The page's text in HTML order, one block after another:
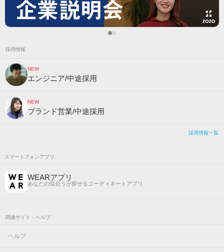
採用情報
NEW
エンジニア/中途採用
NEW
ブランド営業/中途採用
採用情報一覧
スマートフォンアプリ
WEARアプリ
あなたの似合うが探せるコーディネートアプリ
関連サイト・ヘルプ
ヘルプ